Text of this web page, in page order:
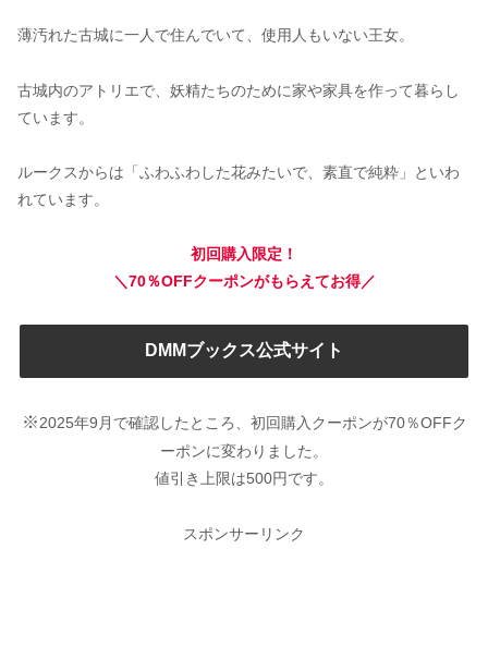
薄汚れた古城に一人で住んでいて、使用人もいない王女。
古城内のアトリエで、妖精たちのために家や家具を作って暮らし
ています。
ルークスからは「ふわふわした花みたいで、素直で純粋」といわ
れています。
初回購入限定！
＼70％OFFクーポンがもらえてお得／
DMMブックス公式サイト
※2025年9月で確認したところ、初回購入クーポンが70％OFFク
ーポンに変わりました。
値引き上限は500円です。
スポンサーリンク